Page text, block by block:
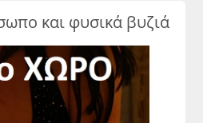
και φυσικά βυζιά